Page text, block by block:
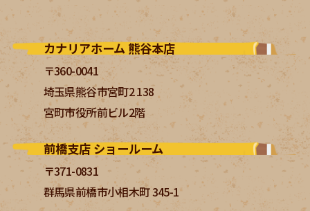
カナリアホーム 熊谷本店
〒360-0041
埼玉県熊谷市宮町2 138
宮町市役所前ビル2階
前橋支店 ショールーム
〒371-0831
群馬県前橋市小相木町 345-1